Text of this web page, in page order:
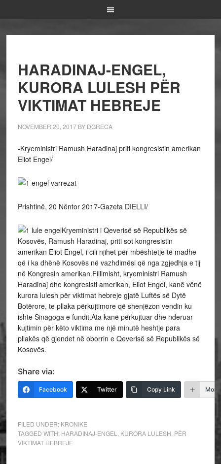
HARADINAJ-ENGEL,
KURORA LULESH PËR
VIKTIMAT HEBREJE
NOVEMBER 20, 2017BY DGRECA
-Kryeministri Ramush Haradinaj priti kongresistin amerikan
Eliot Engel/
Prishtinë, 20 Nëntor 2017-Gazeta DIELLI/
Kryeministri i Qeverisë së Republikës së
Kosovës, Ramush Haradinaj, priti sot kongresistin
amerikan Eliot Engel, i cili njihet për mbështetje të madhe
që i ka dhënë Kosovës në vazhdimësi që nga zgjedhja e tij
në Kongresin amerikan.Fillimisht, kryeministri Ramush
Haradinaj dhe kongresisti amerikan, Eliot Engel, kanë vënë
kurora lulesh për viktimat hebreje gjatë Luftës së Dytë
Botërore, te pllaka përkujtimore që shenjëzon vendin ku
ishte Sinagoga e fundit.Ata kanë përkujtuar dhe nderuar
kujtimin për këto viktima me një minutë heshtje para
pllakës që gjendet në oborrin e Qeverisë së Republikës së
Kosovës.
Share via:
Facebook Twitter Copy Link More
FILED UNDER: KRONIKE
TAGGED WITH: HARADINAJ-ENGEL KURORA LULESH PËR
VIKTIMAT HEBREJE